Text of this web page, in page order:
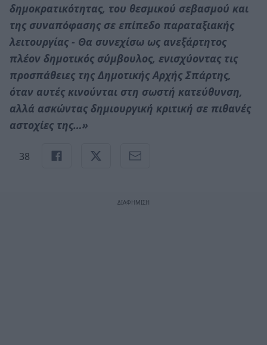
δημοκρατικότητας, του θεσμικού σεβασμού και
της συναπόφασης σε επίπεδο παραταξιακής
λειτουργίας - Θα συνεχίσω ως ανεξάρτητος
πλέον δημοτικός σύμβουλος, ενισχύοντας τις
προσπάθειες της Δημοτικής Αρχής Σπάρτης,
όταν αυτές κινούνται στη σωστή κατεύθυνση,
αλλά ασκώντας δημιουργική κριτική σε πιθανές
αστοχίες της…»
38